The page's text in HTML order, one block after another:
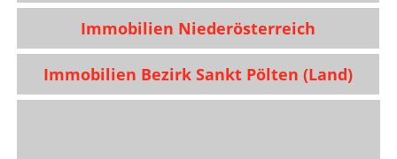
Immobilien Niederösterreich
Immobilien Bezirk Sankt Pölten (Land)